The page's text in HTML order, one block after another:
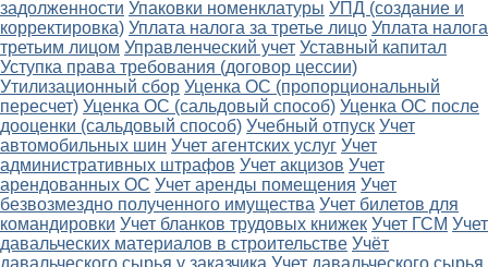
задолженности Упаковки номенклатуры УПД (создание и
корректировка) Уплата налога за третье лицо Уплата налога
третьим лицом Управленческий учет Уставный капитал
Уступка права требования (договор цессии)
Утилизационный сбор Уценка ОС (пропорциональный
пересчет) Уценка ОС (сальдовый способ) Уценка ОС после
дооценки (сальдовый способ) Учебный отпуск Учет
автомобильных шин Учет агентских услуг Учет
административных штрафов Учет акцизов Учет
арендованных ОС Учет аренды помещения Учет
безвозмездно полученного имущества Учет билетов для
командировки Учет бланков трудовых книжек Учет ГСМ Учет
давальческих материалов в строительстве Учёт
давальческого сырья у заказчика Учет давальческого сырья